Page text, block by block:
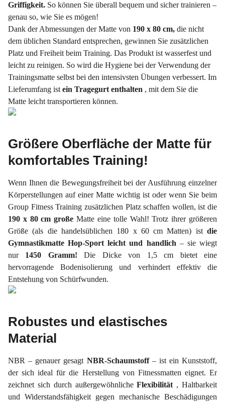
Griffigkeit. So können Sie überall bequem und sicher trainieren –
genau so, wie Sie es mögen!
Dank der Abmessungen der Matte von 190 x 80 cm, die nicht
dem üblichen Standard entsprechen, gewinnen Sie zusätzlichen
Platz und Freiheit beim Training. Das Produkt ist wasserfest und
leicht zu reinigen. So wird die Hygiene bei der Verwendung der
Trainingsmatte selbst bei den intensivsten Übungen verbessert. Im
Lieferumfang ist ein Tragegurt enthalten , mit dem Sie die
Matte leicht transportieren können.
Größere Oberfläche der Matte für
komfortables Training!
Wenn Ihnen die Bewegungsfreiheit bei der Ausführung einzelner
Körperstellungen auf einer Matte wichtig ist oder wenn Sie beim
Group Fitness Training zusätzlichen Platz schaffen wollen, ist die
190 x 80 cm großeMatte eine tolle Wahl! Trotz ihrer größeren
Größe (als die handelsüblichen 180 x 60 cm Matten) ist die
Gymnastikmatte Hop-Sport leicht und handlich – sie wiegt
nur 1450 Gramm!Die Dicke von 1,5 cm bietet eine
hervorragende Bodenisolierung und verhindert effektiv die
Entstehung von Schürfwunden.
Robustes und elastisches
Material
NBR – genauer gesagt NBR-Schaumstoff – ist ein Kunststoff,
der sich ideal für die Herstellung von Fitnessmatten eignet. Er
zeichnet sich durch außergewöhnlicheFlexibilität , Haltbarkeit
und Widerstandsfähigkeit gegen mechanische Beschädigungen